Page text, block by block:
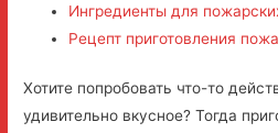
Ингредиенты для
Рецепт приготовления
Хотите попробовать что-то
удивительно вкусное? Тогда